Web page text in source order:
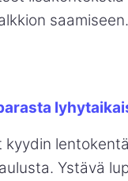
saamiseen.
Ystävä